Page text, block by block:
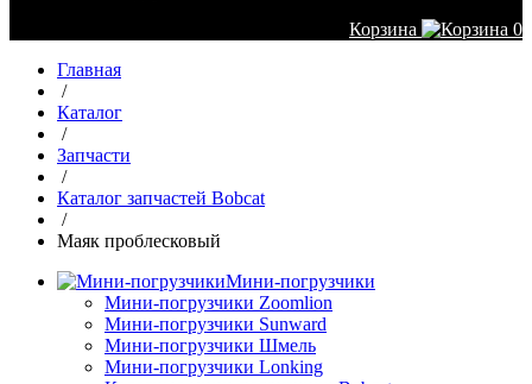
Корзина
0
Главная
/
Каталог
/
Запчасти
/
Каталог запчастей Bobcat
/
Маяк проблесковый
Мини-погрузчики
Мини-погрузчики Zoomlion
Мини-погрузчики Sunward
Мини-погрузчики Шмель
Мини-погрузчики Lonking